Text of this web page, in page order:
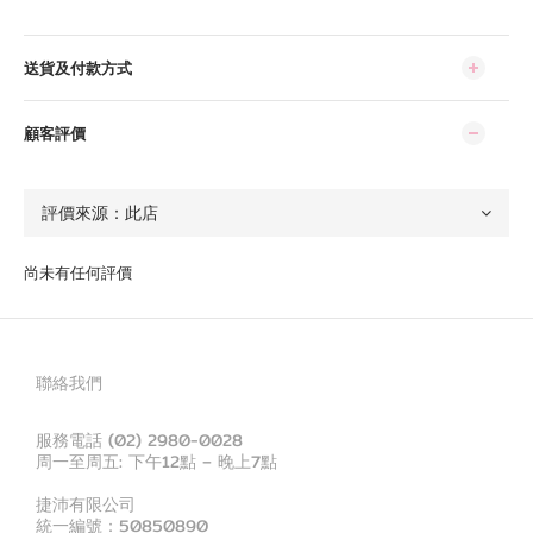
送貨及付款方式
顧客評價
尚未有任何評價
聯絡我們
服務電話 (02) 2980-0028
周一至周五: 下午12點 – 晚上7點
捷沛有限公司
統一編號：50850890